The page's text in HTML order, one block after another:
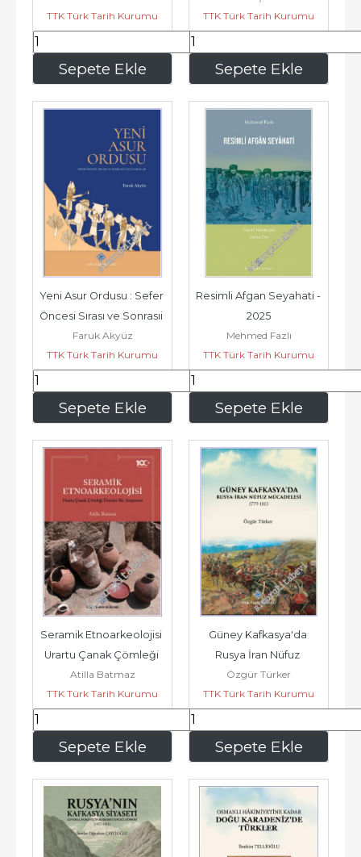
Sepete Ekle
2025
TTK Türk Tarih Kurumu
396,00 Sepete Ekle
TTK Türk Tarih Kurumu
99,00
Sepete Ekle
Yeni Asur Ordusu : Sefer
Öncesi Sırası ve Sonrasıi
Uygulamalar -...
Faruk Akyüz
TTK Türk Tarih Kurumu
304,00 Sepete Ekle
Resimli Afgan Seyahati -
2025
Mehmed Fazlı
TTK Türk Tarih Kurumu
67,50
Sepete Ekle
Seramik Etnoarkeolojisi
Urartu Çanak Çömleği
Üzerine Bir Araştırma -
Atilla Batmaz
TTK Türk Tarih Kurumu
198,00 Sepete Ekle
Güney Kafkasya'da
Rusya İran Nüfuz
Mücadelesi (1779 - 1813) -
Özgür Türker
TTK Türk Tarih Kurumu
247,50